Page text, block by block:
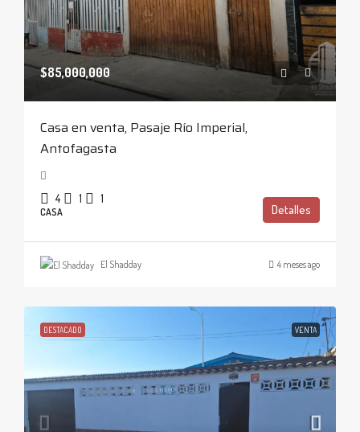
$85,000,000
Casa en venta, Pasaje Río Imperial,
Antofagasta
4 1 1
CASA Detalles
El Shadday 4 meses ago
DESTACADO VENTA